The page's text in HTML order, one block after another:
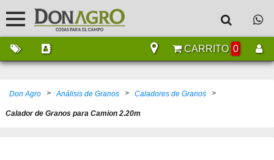
CARRITO 0
Don Agro > Análisis de Granos > Caladores de Granos >
Calador de Granos para Camion 2.20m